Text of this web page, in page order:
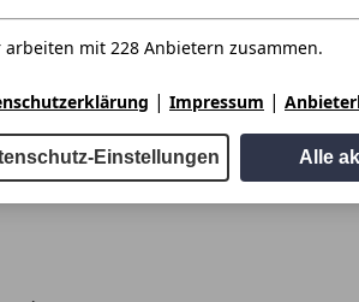
arbeiten mit 228 Anbietern zusammen.
| Impressum |
Einstellungen Alle